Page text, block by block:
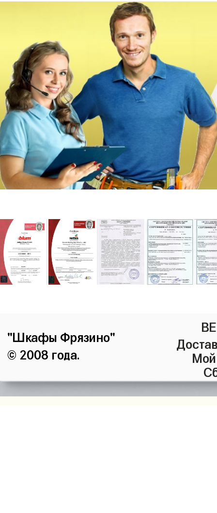
"Шкафы Фрязино"
© 2008 года.